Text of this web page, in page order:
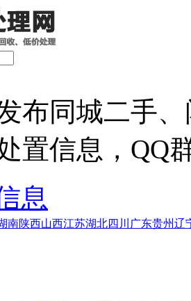
布同城二手
置信息，QQ
息
南陕西山西江苏湖北四川 广东贵州辽